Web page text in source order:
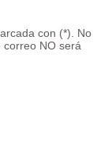
con (*). No
correo NO será